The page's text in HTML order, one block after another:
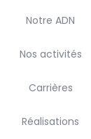
Notre ADN
Nos activités
Carrières
Réalisations